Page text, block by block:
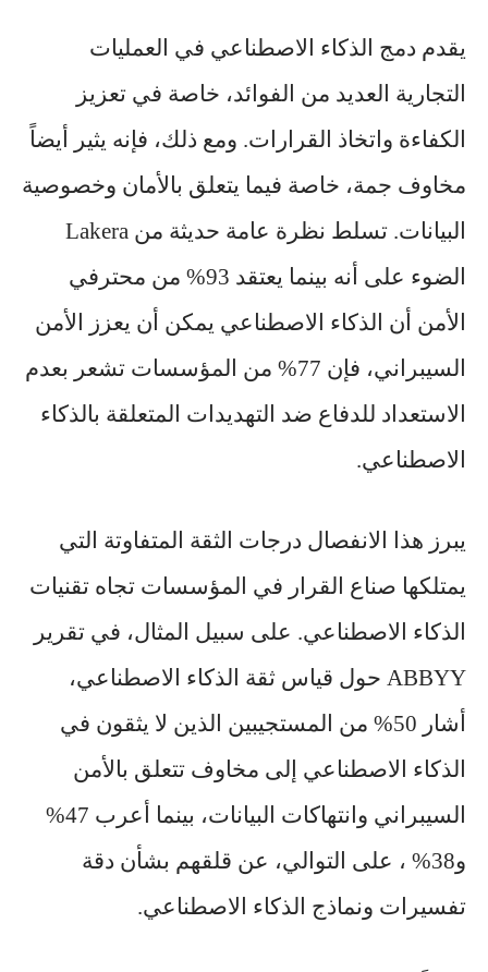
يقدم دمج الذكاء الاصطناعي في العمليات
التجارية العديد من الفوائد، خاصة في تعزيز
الكفاءة واتخاذ القرارات. ومع ذلك، فإنه يثير أيضاً
مخاوف جمة، خاصة فيما يتعلق بالأمان وخصوصية
البيانات. تسلط نظرة عامة حديثة من Lakera
الضوء على أنه بينما يعتقد 93% من محترفي
الأمن أن الذكاء الاصطناعي يمكن أن يعزز
الأمن
السيبراني
، فإن 77% من المؤسسات تشعر بعدم
الاستعداد للدفاع ضد التهديدات المتعلقة بالذكاء
الاصطناعي.
يبرز هذا الانفصال درجات الثقة المتفاوتة التي
يمتلكها صناع القرار في المؤسسات تجاه تقنيات
الذكاء الاصطناعي. على سبيل المثال، في تقرير
ABBYY حول قياس ثقة الذكاء الاصطناعي،
أشار 50% من المستجيبين الذين لا يثقون في
الذكاء الاصطناعي إلى مخاوف تتعلق بالأمن
السيبراني وانتهاكات البيانات، بينما أعرب 47%
و38% ، على التوالي، عن قلقهم بشأن دقة
تفسيرات ونماذج الذكاء الاصطناعي.